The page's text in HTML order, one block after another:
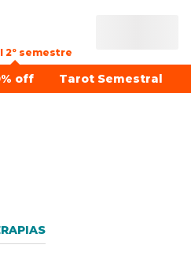
2º semestre
off Tarot Semestral